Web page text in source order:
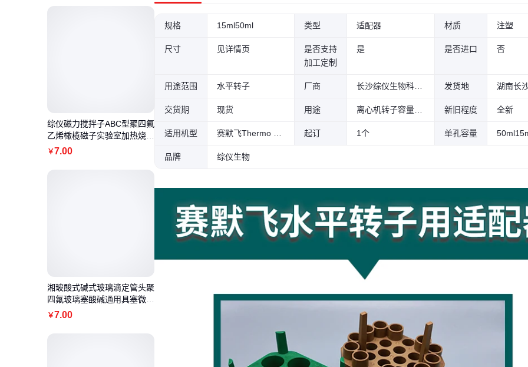
400用15mI
38121
赛默飞TX-
400用15mI
316.00元 0个可售
750用2/5/7
138132
750ml转15
ml尖底 赛
默飞TX-75
655.00元 99个可售
0可用 ZY1
655.00元 99个可售
赛默飞TX-
0ml尖底
（斜口）
377.00元 99个可售
赛默飞TX-
1000用2/5/
综仪磁力搅拌子ABC型聚四氟
乙烯橄榄磁子实验室加热烧杯
搅拌转子
￥7.00
湘玻酸式碱式玻璃滴定管头聚
四氟玻璃塞酸碱通用具塞微量
透明棕色
￥7.00
规格 15ml50ml 类型 适配器 材质 注塑
尺寸 见详情页
是否支持
加工定制
是 是否进口 否
用途范围 水平转子 厂商 发货地 湖南长
交货期 现货 用途 新旧程度 全新
适用机型 起订 1个 单孔容量
品牌 综仪生物